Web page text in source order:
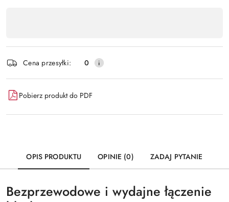
płatność
i
dostawa
Cena przesyłki: 0
Pobierz produkt do PDF
OPIS PRODUKTU OPINIE (0) ZADAJ PYTANIE
Bezprzewodowe i wydajne łączenie